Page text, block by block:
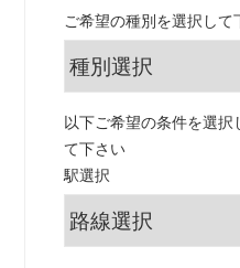
ご希望の種別を選択して
以下ご希望の条件を選択
て下さい
駅選択